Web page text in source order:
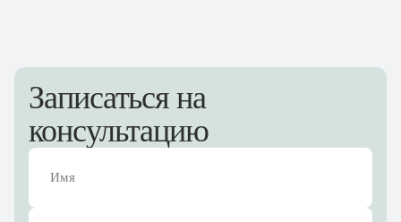
Записаться на
консультацию